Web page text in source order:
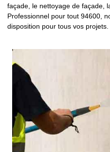
façade, le nettoyage de façade,
Professionnel pour tout 94600,
disposition pour tous vos projets.